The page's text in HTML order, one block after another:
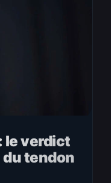
le verdict
tendon